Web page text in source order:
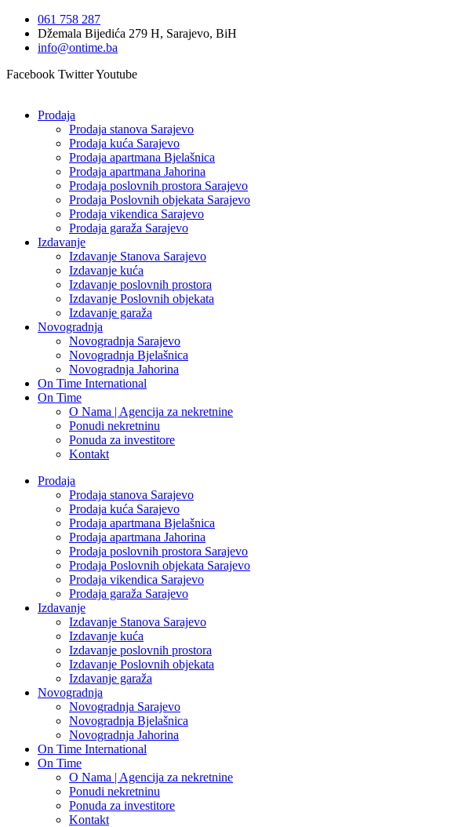
sadržaj
061 758 287
Džemala Bijedića 279 H, Sarajevo, BiH
info@ontime.ba
Facebook TwitterYoutube
Prodaja
Prodaja stanova Sarajevo
Prodaja kuća Sarajevo
Prodaja apartmana Bjelašnica
Prodaja apartmana Jahorina
Prodaja poslovnih prostora Sarajevo
Prodaja Poslovnih objekata Sarajevo
Prodaja vikendica Sarajevo
Prodaja garaža Sarajevo
Izdavanje
Izdavanje Stanova Sarajevo
Izdavanje kuća
Izdavanje poslovnih prostora
Izdavanje Poslovnih objekata
Izdavanje garaža
Novogradnja
Novogradnja Sarajevo
Novogradnja Bjelašnica
Novogradnja Jahorina
On Time International
On Time
O Nama | Agencija za nekretnine
Ponudi nekretninu
Ponuda za investitore
Kontakt
Prodaja
Prodaja stanova Sarajevo
Prodaja kuća Sarajevo
Prodaja apartmana Bjelašnica
Prodaja apartmana Jahorina
Prodaja poslovnih prostora Sarajevo
Prodaja Poslovnih objekata Sarajevo
Prodaja vikendica Sarajevo
Prodaja garaža Sarajevo
Izdavanje
Izdavanje Stanova Sarajevo
Izdavanje kuća
Izdavanje poslovnih prostora
Izdavanje Poslovnih objekata
Izdavanje garaža
Novogradnja
Novogradnja Sarajevo
Novogradnja Bjelašnica
Novogradnja Jahorina
On Time International
On Time
O Nama | Agencija za nekretnine
Ponudi nekretninu
Ponuda za investitore
Kontakt